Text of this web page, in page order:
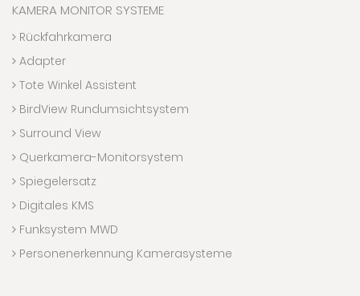
KAMERA MONITOR SYSTEME
Rückfahrkamera
Adapter
Tote Winkel Assistent
BirdView Rundumsichtsystem
Surround View
Querkamera-Monitorsystem
Spiegelersatz
Digitales KMS
Funksystem MWD
Personenerkennung Kamerasysteme